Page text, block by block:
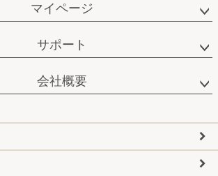
マイページ
サポート
会社概要